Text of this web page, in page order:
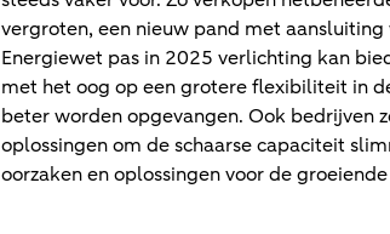
vergroten, een nieuw pand met
Energiewet pas in 2025 verlichting kan
met het oog op een grotere flexibiliteit in
beter worden opgevangen. Ook bedrijven
oplossingen om de schaarse capaciteit
oorzaken en oplossingen voor de